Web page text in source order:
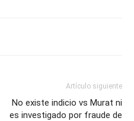
Artículo siguiente
No existe indicio vs Murat ni
es investigado por fraude de